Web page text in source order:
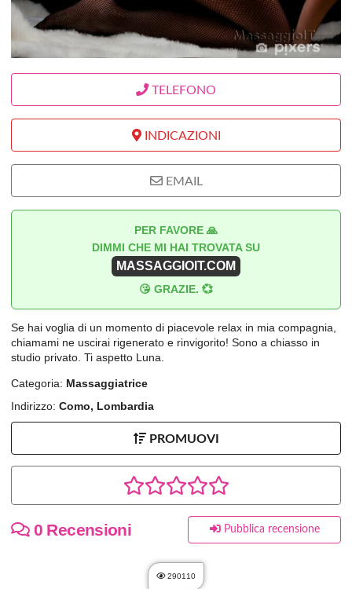
TELEFONO
INDICAZIONI
EMAIL
PER FAVORE 🙏
DIMMI CHE MI HAI TROVATA SU
MASSAGGIOIT.COM
😘 GRAZIE. 💞
Se hai voglia di un momento di piacevole relax in mia compagnia,
chiamami ne uscirai rigenerato e rinvigorito! Sono a chiasso in
studio privato. Ti aspetto Luna.
Categoria: Massaggiatrice
Indirizzo: Como, Lombardia
PROMUOVI
0 Recensioni Pubblica recensione
290110